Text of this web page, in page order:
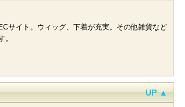
サイト。ウィッグ、下着が充実。その他雑貨など
。
UP ▲